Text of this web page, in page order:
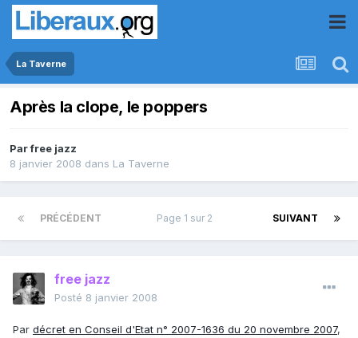
La Taverne
Après la clope, le poppers
Parfree jazz
8 janvier 2008 dans La Taverne
PRÉCÉDENT SUIVANT
Page 1 sur 2
free jazz
Posté 8 janvier 2008
Par décret en Conseil d'Etat n° 2007-1636 du 20 novembre 2007,